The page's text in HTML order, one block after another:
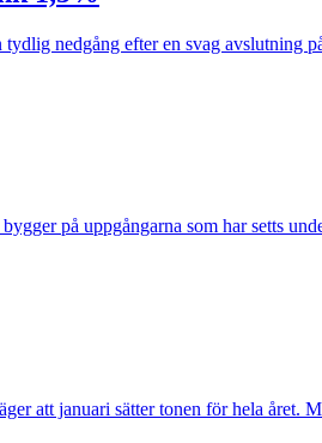
nedgång efter en svag avslutning
på uppgångarna som har setts
att januari sätter tonen för hela året.